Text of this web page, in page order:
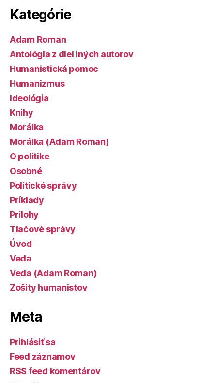
Kategórie
Adam Roman
Antológia z diel iných autorov
Humanistická pomoc
Humanizmus
Ideológia
Knihy
Morálka
Morálka (Adam Roman)
O politike
Osobné
Politické správy
Príklady
Prílohy
Tlačové správy
Úvod
Veda
Veda (Adam Roman)
Zošity humanistov
Meta
Prihlásiť sa
Feed záznamov
RSS feed komentárov